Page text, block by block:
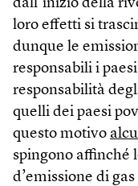
dall’inizio della
loro effetti si
dunque le
responsabili i
responsabilità
quelli dei paesi
questo motivo
spingono affinché
d’emissione di